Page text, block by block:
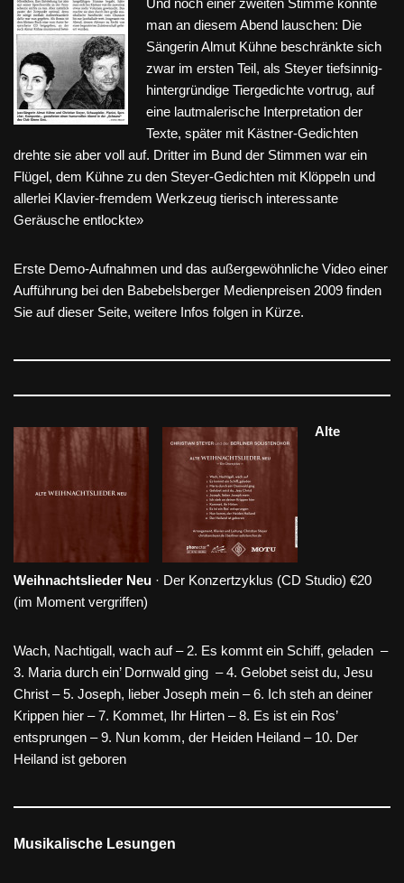
man an diesem Abend lauschen: Die
Sängerin Almut Kühne beschränkte sich
zwar im ersten Teil, als Steyer tiefsinnig-
hintergründige Tiergedichte vortrug, auf
eine lautmalerische Interpretation der
Texte, später mit Kästner-Gedichten
drehte sie aber voll auf. Dritter im Bund der Stimmen war ein
Flügel, dem Kühne zu den Steyer-Gedichten mit Klöppeln und
allerlei Klavier-fremdem Werkzeug tierisch interessante
Geräusche entlockte»
Erste Demo-Aufnahmen und das außergewöhnliche Video einer
Aufführung bei den Babebelsberger Medienpreisen 2009 finden
Sie auf dieser Seite, weitere Infos folgen in Kürze.
Alte
Weihnachtslieder Neu · Der Konzertzyklus (CD Studio) €20
(im Moment vergriffen)
Wach, Nachtigall, wach auf – 2. Es kommt ein Schiff, geladen –
3. Maria durch ein’ Dornwald ging – 4. Gelobet seist du, Jesu
Christ – 5. Joseph, lieber Joseph mein – 6. Ich steh an deiner
Krippen hier – 7. Kommet, Ihr Hirten – 8. Es ist ein Ros’
entsprungen – 9. Nun komm, der Heiden Heiland – 10. Der
Heiland ist geboren
Musikalische Lesungen